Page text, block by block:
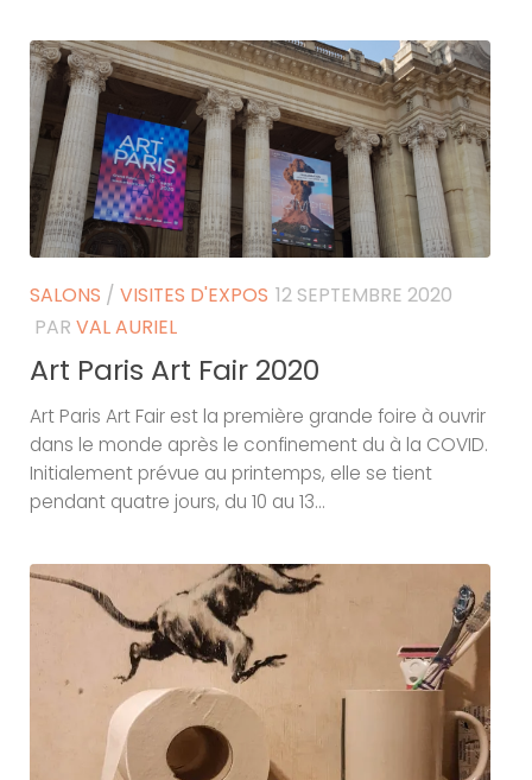
SALONS / VISITES D'EXPOS 12 SEPTEMBRE 2020
PAR VAL AURIEL
Art Paris Art Fair 2020
Art Paris Art Fair est la première grande foire à ouvrir
dans le monde après le confinement du à la COVID.
Initialement prévue au printemps, elle se tient
pendant quatre jours, du 10 au 13...